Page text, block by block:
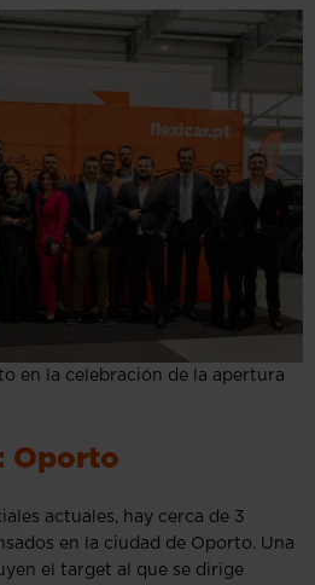
en la celebración de la apertura
Oporto
actuales, hay cerca de 3
en la ciudad de Oporto. Una
el target al que se dirige